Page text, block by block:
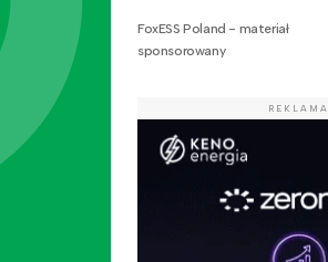
FoxESS Poland - materiał
sponsorowany
REKLAMA